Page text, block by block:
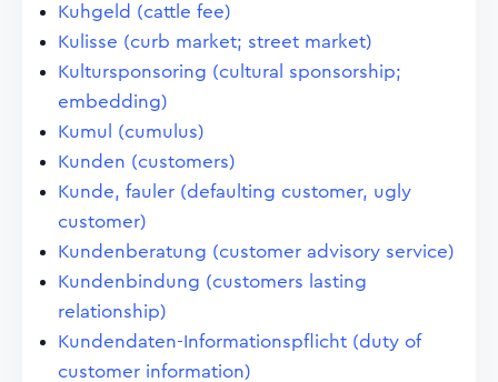
Kuhgeld (cattle fee)
Kulisse (curb market; street market)
Kultursponsoring (cultural sponsorship;
embedding)
Kumul (cumulus)
Kunden (customers)
Kunde, fauler (defaulting customer, ugly
customer)
Kundenberatung (customer advisory service)
Kundenbindung (customers lasting
relationship)
Kundendaten-Informationspflicht (duty of
customer information)